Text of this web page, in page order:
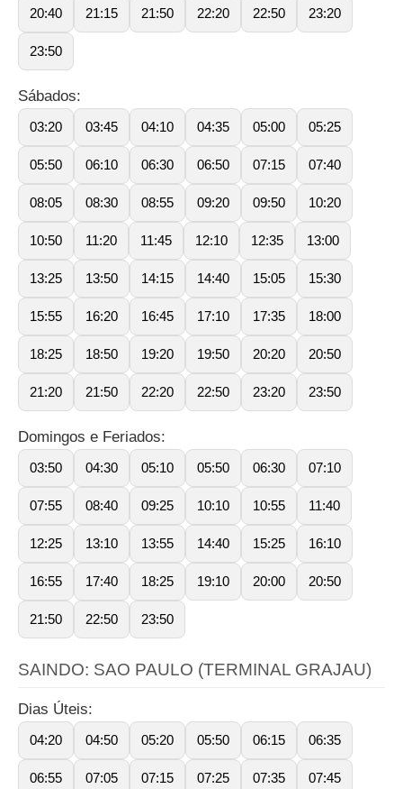
20:40 21:15 21:50 22:20 22:50 23:20
23:50
Sábados:
03:20 03:45 04:10 04:35 05:00 05:25
05:50 06:10 06:30 06:50 07:15 07:40
08:05 08:30 08:55 09:20 09:50 10:20
10:50 11:20 11:45 12:10 12:35 13:00
13:25 13:50 14:15 14:40 15:05 15:30
15:55 16:20 16:45 17:10 17:35 18:00
18:25 18:50 19:20 19:50 20:20 20:50
21:20 21:50 22:20 22:50 23:20 23:50
Domingos e Feriados:
03:50 04:30 05:10 05:50 06:30 07:10
07:55 08:40 09:25 10:10 10:55 11:40
12:25 13:10 13:55 14:40 15:25 16:10
16:55 17:40 18:25 19:10 20:00 20:50
21:50 22:50 23:50
SAINDO: SAO PAULO (TERMINAL GRAJAU)
Dias Úteis:
04:20 04:50 05:20 05:50 06:15 06:35
06:55 07:05 07:15 07:25 07:35 07:45